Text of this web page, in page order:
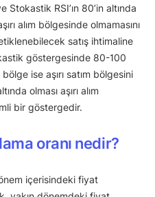
Stokastik RSI’ın 80’in altında
alım bölgesinde olmamasını
satış ihtimaline
göstergesinde 80-100
bölge ise aşırı satım bölgesini
olması aşırı alım
bir göstergedir.
oranı nedir?
içerisindeki fiyat